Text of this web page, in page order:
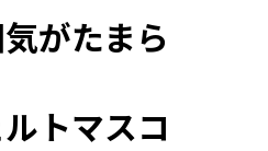
がたまら
トマスコ